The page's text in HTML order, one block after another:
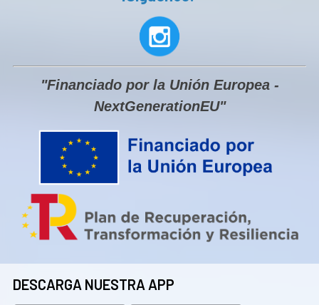
"Financiado por la Unión Europea -
NextGenerationEU"
DESCARGA NUESTRA APP